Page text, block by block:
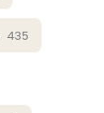
435